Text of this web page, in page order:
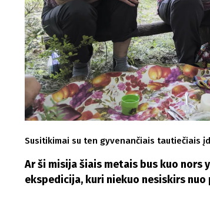
Susitikimai su ten gyvenančiais tautiečiais
Ar ši misija šiais metais bus kuo
ekspedicija, kuri niekuo nesiskirs nuo